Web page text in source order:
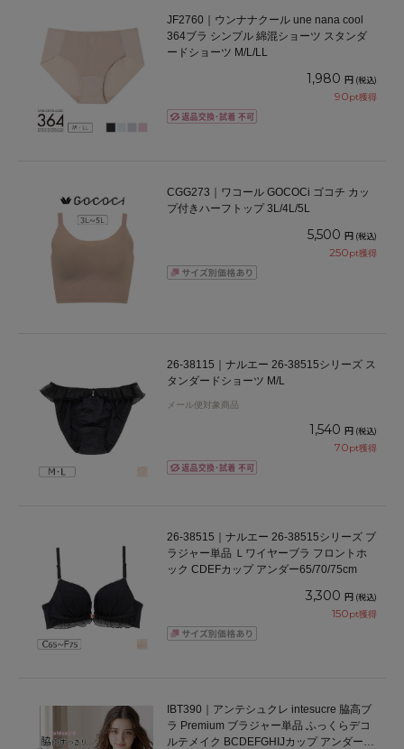
JF2760｜ウンナナクール une nana cool
364ブラ シンプル 綿混ショーツ スタンダ
ードショーツ M/L/LL
1,980 円 (税込)
90pt獲得
CGG273｜ワコール GOCOCi ゴコチ カッ
プ付きハーフトップ 3L/4L/5L
5,500 円 (税込)
250pt獲得
26-38115｜ナルエー 26-38515シリーズ ス
タンダードショーツ M/L
メール便対象商品
1,540 円 (税込)
70pt獲得
26-38515｜ナルエー 26-38515シリーズ ブ
ラジャー単品 Ｌワイヤーブラ フロントホ
ック CDEFカップ アンダー65/70/75cm
3,300 円 (税込)
150pt獲得
IBT390｜アンテシュクレ intesucre 脇高ブ
ラ Premium ブラジャー単品 ふっくらデコ
ルテメイク BCDEFGHIJカップ アンダー